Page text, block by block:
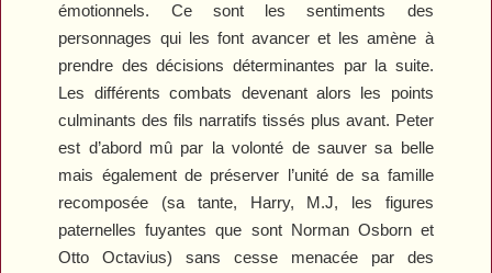
émotionnels. Ce sont les sentiments des
personnages qui les font avancer et les amène à
prendre des décisions déterminantes par la suite.
Les différents combats devenant alors les points
culminants des fils narratifs tissés plus avant. Peter
est d’abord mû par la volonté de sauver sa belle
mais également de préserver l’unité de sa famille
recomposée (sa tante, Harry, M.J, les figures
paternelles fuyantes que sont Norman Osborn et
Otto Octavius) sans cesse menacée par des